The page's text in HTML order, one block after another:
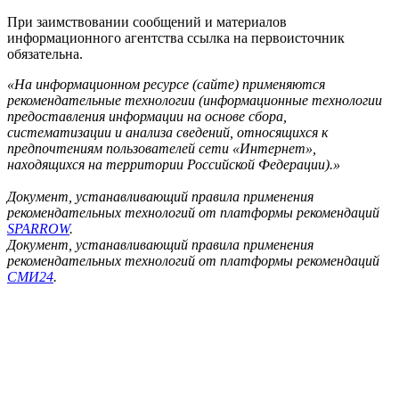
При заимствовании сообщений и материалов
информационного агентства ссылка на первоисточник
обязательна.
«На информационном ресурсе (сайте) применяются
рекомендательные технологии (информационные технологии
предоставления информации на основе сбора,
систематизации и анализа сведений, относящихся к
предпочтениям пользователей сети «Интернет»,
находящихся на территории Российской Федерации).»
Документ, устанавливающий правила применения
рекомендательных технологий от платформы рекомендаций
SPARROW.
Документ, устанавливающий правила применения
рекомендательных технологий от платформы рекомендаций
СМИ24.